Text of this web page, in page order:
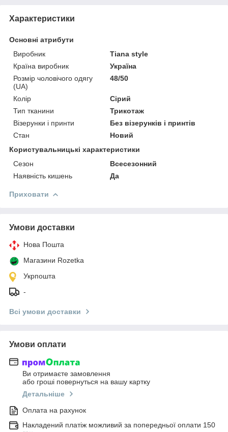
Характеристики
Основні атрибути
Виробник
Tiana style
Країна виробник
Україна
Розмір чоловічого одягу
(UA)
48/50
Колір
Сірий
Тип тканини
Трикотаж
Візерунки і принти
Без візерунків і принтів
Стан
Новий
Користувальницькі характеристики
Сезон
Всесезонний
Наявність кишень
Да
Приховати
Умови доставки
Нова Пошта
Магазини Rozetka
Укрпошта
-
Всі умови доставки
Умови оплати
Ви отримаєте замовлення
або гроші повернуться на вашу картку
Детальніше
Оплата на рахунок
Накладений платіж можливий за попередньої оплати 150